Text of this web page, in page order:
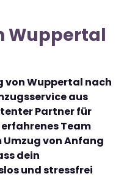
Wuppertal
von Wuppertal nach
aus
Partner für
Team
von Anfang
dein
und stressfrei